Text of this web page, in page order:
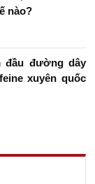
nào?
đầu đường dây
xuyên quốc